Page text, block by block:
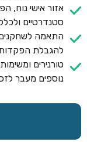
אזור אישי נוח,
סטנדרטיים
התאמה
להגבלת הפקדות,
טורנירים
נוספים מעבר